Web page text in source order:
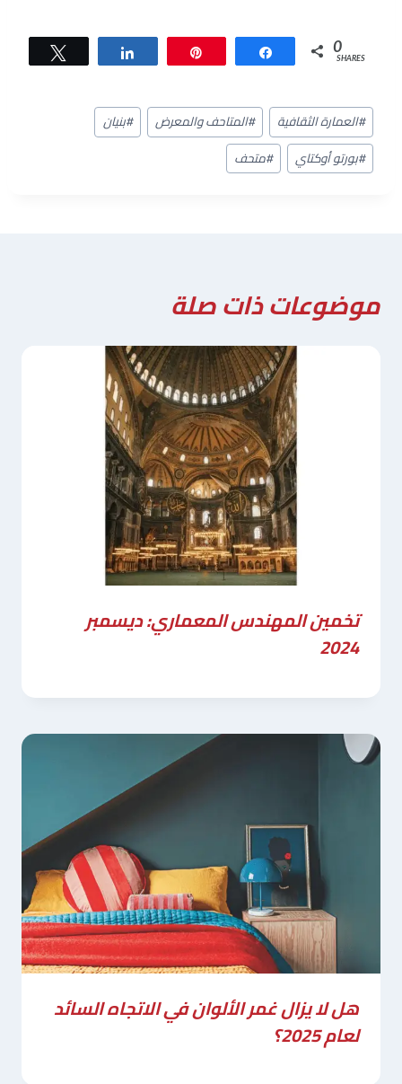
Share 0
SHARES
وسوم
المقال:
#العمارة الثقافية #المتاحف والمعرض #بنيان
#بورتو أوكتاي #متحف
موضوعات ذات صلة
تخمين المهندس المعماري: ديسمبر
2024
هل لا يزال غمر الألوان في الاتجاه السائد
لعام 2025؟